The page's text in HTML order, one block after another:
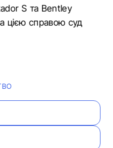
S та Bentley
цією справою суд